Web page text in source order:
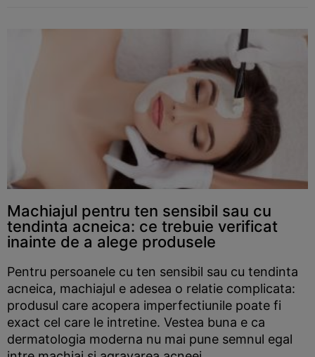
Machiajul pentru ten sensibil sau cu
tendinta acneica: ce trebuie verificat
inainte de a alege produsele
Pentru persoanele cu ten sensibil sau cu tendinta
acneica, machiajul e adesea o relatie complicata:
produsul care acopera imperfectiunile poate fi
exact cel care le intretine. Vestea buna e ca
dermatologia moderna nu mai pune semnul egal